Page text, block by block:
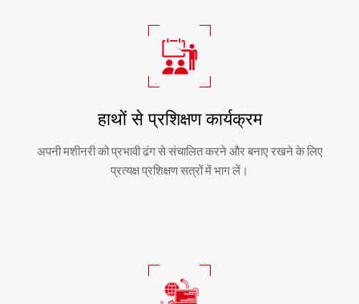
हाथों से प्रशिक्षण कार्यक्रम
अपनी मशीनरी को प्रभावी ढंग से संचालित करने और बनाए रखने के लिए
प्रत्यक्ष प्रशिक्षण सत्रों में भाग लें।